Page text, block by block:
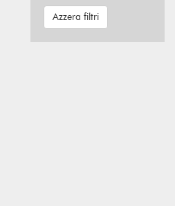
Azzera filtri